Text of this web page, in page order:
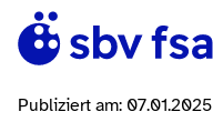
Publiziert am: 07.01.2025